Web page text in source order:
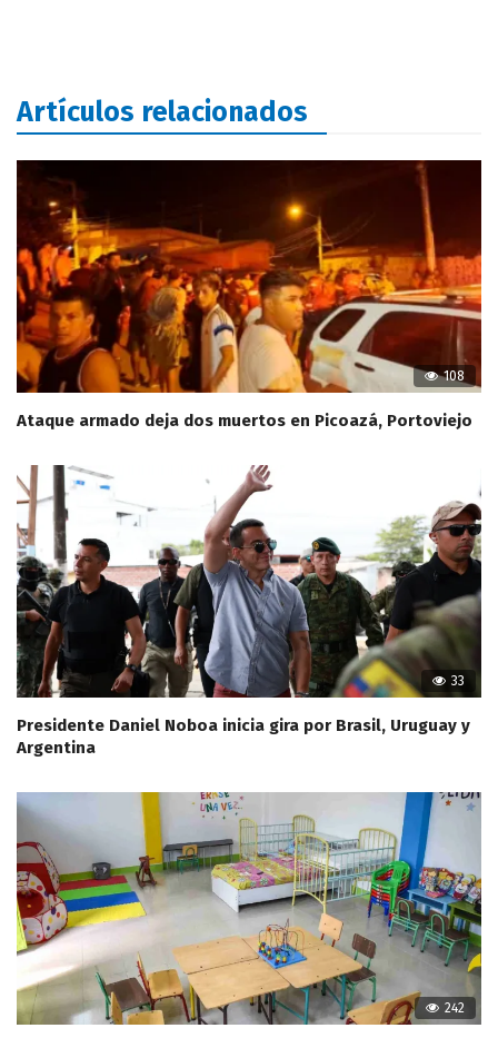
Artículos relacionados
108
Ataque armado deja dos muertos en Picoazá, Portoviejo
33
Presidente Daniel Noboa inicia gira por Brasil, Uruguay y
Argentina
242